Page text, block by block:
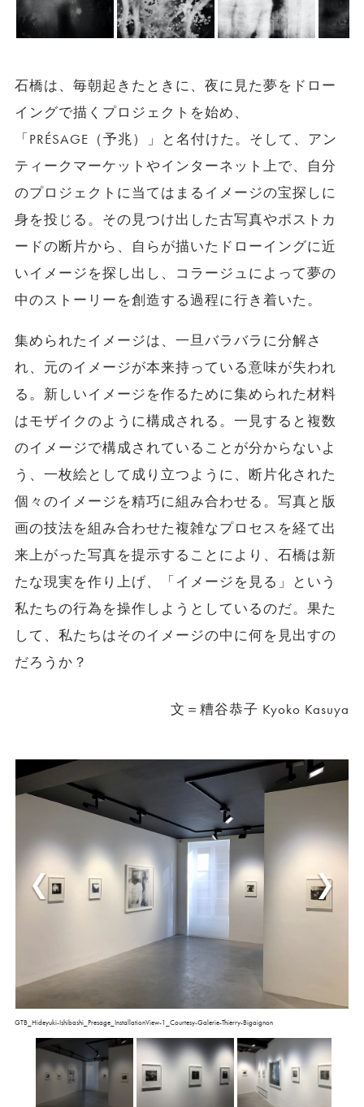
石橋は、毎朝起きたときに、夜に見た夢をドロー
イングで描くプロジェクトを始め、
「PRÉSAGE（予兆）」と名付けた。そして、アン
ティークマーケットやインターネット上で、自分
のプロジェクトに当てはまるイメージの宝探しに
身を投じる。その見つけ出した古写真やポストカ
ードの断片から、自らが描いたドローイングに近
いイメージを探し出し、コラージュによって夢の
中のストーリーを創造する過程に行き着いた。
集められたイメージは、一旦バラバラに分解さ
れ、元のイメージが本来持っている意味が失われ
る。新しいイメージを作るために集められた材料
はモザイクのように構成される。一見すると複数
のイメージで構成されていることが分からないよ
う、一枚絵として成り立つように、断片化された
個々のイメージを精巧に組み合わせる。写真と版
画の技法を組み合わせた複雑なプロセスを経て出
来上がった写真を提示することにより、石橋は新
たな現実を作り上げ、「イメージを見る」という
私たちの行為を操作しようとしているのだ。果た
して、私たちはそのイメージの中に何を見出すの
だろうか？
文＝糟谷恭子 Kyoko Kasuya
GTB_Hideyuki-Ishibashi_Presage_InstallationView-1_Courtesy-Galerie-Thierry-Bigaignon